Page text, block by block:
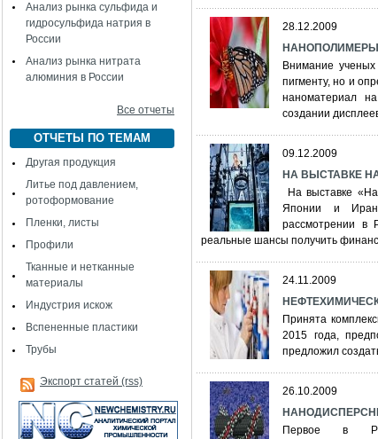
Анализ рынка сульфида и
гидросульфида натрия в
России
Анализ рынка нитрата
алюминия в России
Все отчеты
ОТЧЕТЫ ПО ТЕМАМ
Другая продукция
Литье под давлением,
ротоформование
Пленки, листы
Профили
Тканные и нетканные
материалы
Индустрия искож
Вспененные пластики
Трубы
Экспорт статей (rss)
28.12.2009
НАНОПОЛИМЕРЫ:
Внимание
пигменту, но и
наноматериал
создании
09.12.2009
НА ВЫСТАВКЕ
На выставке
Японии и
рассмотрении в
реальные шансы получить
24.11.2009
Принята
2015 года,
предложил
26.10.2009
Первое в РФ